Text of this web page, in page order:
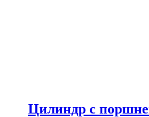
Цилиндр с